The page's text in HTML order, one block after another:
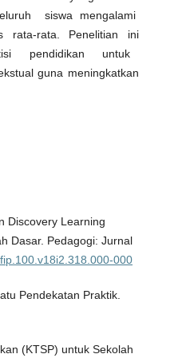
siswa mengalami
rata-rata. Penelitian ini
pendidikan untuk
guna meningkatkan
Discovery Learning
Dasar. Pedagogi: Jurnal
000
Pendekatan Praktik.
(KTSP) untuk Sekolah